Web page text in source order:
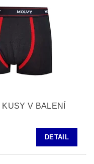
V BALENÍ
DETAIL